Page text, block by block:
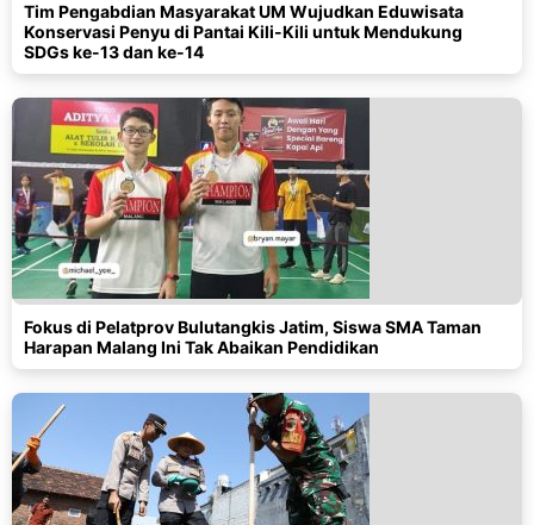
Tim Pengabdian Masyarakat UM Wujudkan Eduwisata
Konservasi Penyu di Pantai Kili-Kili untuk Mendukung
SDGs ke-13 dan ke-14
Fokus di Pelatprov Bulutangkis Jatim, Siswa SMA Taman
Harapan Malang Ini Tak Abaikan Pendidikan